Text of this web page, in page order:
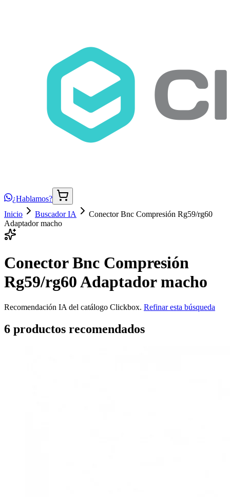
¿Hablamos?
Inicio
Buscador IA
Conector Bnc Compresión Rg59/rg60
Adaptador macho
Conector Bnc Compresión
Rg59/rg60 Adaptador macho
Recomendación IA del catálogo Clickbox. Refinar esta búsqueda
6 productos recomendados